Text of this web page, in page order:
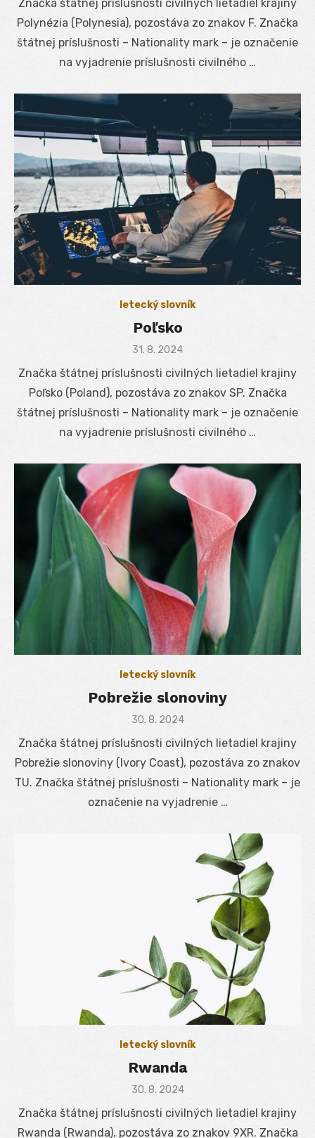
Značka štátnej príslušnosti civilných lietadiel krajiny
Polynézia (Polynesia), pozostáva zo znakov F. Značka
štátnej príslušnosti – Nationality mark – je označenie
na vyjadrenie príslušnosti civilného …
letecký slovník
Poľsko
Posted
31. 8. 2024
Značka štátnej príslušnosti civilných lietadiel krajiny
Poľsko (Poland), pozostáva zo znakov SP. Značka
štátnej príslušnosti – Nationality mark – je označenie
na vyjadrenie príslušnosti civilného …
letecký slovník
Pobrežie slonoviny
Posted
30. 8. 2024
Značka štátnej príslušnosti civilných lietadiel krajiny
Pobrežie slonoviny (Ivory Coast), pozostáva zo znakov
TU. Značka štátnej príslušnosti – Nationality mark – je
označenie na vyjadrenie …
letecký slovník
Rwanda
Posted
30. 8. 2024
Značka štátnej príslušnosti civilných lietadiel krajiny
Rwanda (Rwanda), pozostáva zo znakov 9XR. Značka